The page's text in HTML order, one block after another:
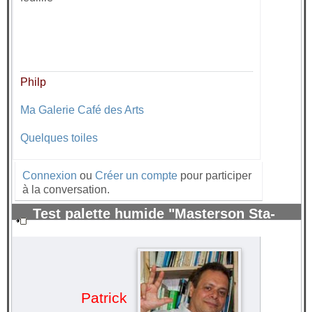
Philp
Ma Galerie Café des Arts
Quelques toiles
Connexion ou Créer un compte pour participer
à la conversation.
Test palette humide "Masterson Sta-
Patrick